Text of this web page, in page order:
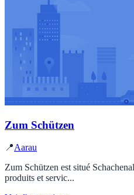
Zum Schützen
📍Aarau
Zum Schützen est situé
produits et servic...